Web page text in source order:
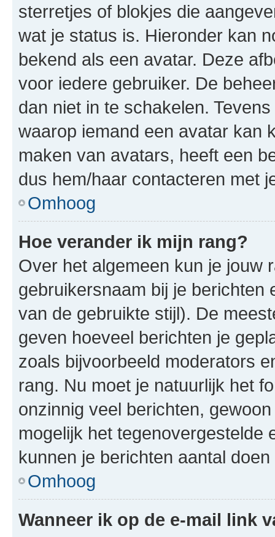
sterretjes of blokjes die
wat je status is. Hieronder kan
bekend als een avatar. Deze
voor iedere gebruiker. De
dan niet in te schakelen.
waarop iemand een avatar kan
maken van avatars, heeft een
dus hem/haar contacteren met
Omhoog
Hoe verander ik mijn rang?
Over het algemeen kun je jouw
gebruikersnaam bij je berichten
van de gebruikte stijl). De
geven hoeveel berichten je
zoals bijvoorbeeld moderators
rang. Nu moet je natuurlijk het
onzinnig veel berichten,
mogelijk het tegenovergestelde
kunnen je berichten aantal doen
Omhoog
Wanneer ik op de e-mail link